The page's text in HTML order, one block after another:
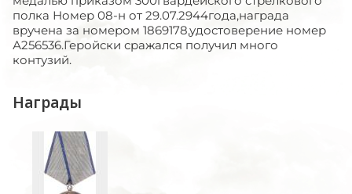
полка Номер 08-н от 29.07.2944года,награда
вручена за номером 1869178,удостоверение номер
А256536.Геройски сражался получил много
контузий.
Награды